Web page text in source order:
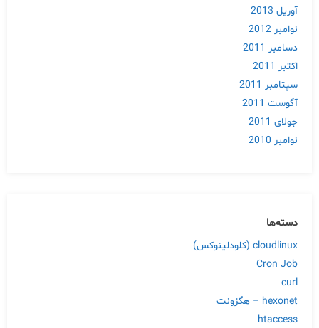
آوریل 2013
نوامبر 2012
دسامبر 2011
اکتبر 2011
سپتامبر 2011
آگوست 2011
جولای 2011
نوامبر 2010
دسته‌ها
cloudlinux (کلودلینوکس)
Cron Job
curl
hexonet – هگزونت
htaccess